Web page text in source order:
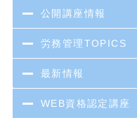
公開講座情報
労務管理TOPICS
最新情報
WEB資格認定講座